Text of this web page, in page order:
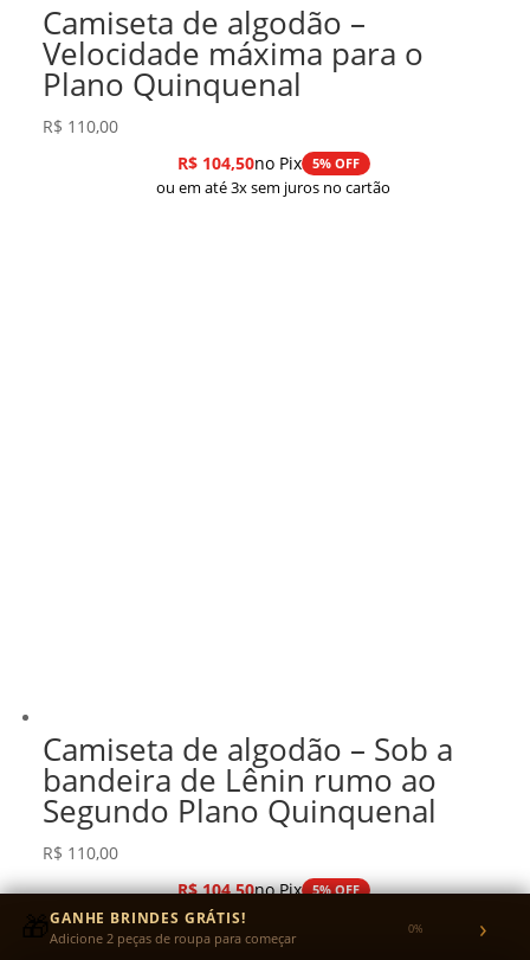
Camiseta de algodão –
Velocidade máxima para o
Plano Quinquenal
R$ 110,00
R$104,50no Pix 5% OFF
ou em até 3x sem juros no cartão
Camiseta de algodão – Sob a
bandeira de Lênin rumo ao
Segundo Plano Quinquenal
R$ 110,00
R$104,50no Pix 5% OFF
ou em até 3x sem juros no cartão
🎁GANHE BRINDES GRÁTIS!
Adicione 2 peças de roupa para começar 0% ›